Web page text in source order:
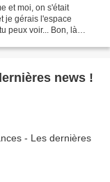
et moi, on s'était
je gérais l'espace
peux voir... Bon, là
news !